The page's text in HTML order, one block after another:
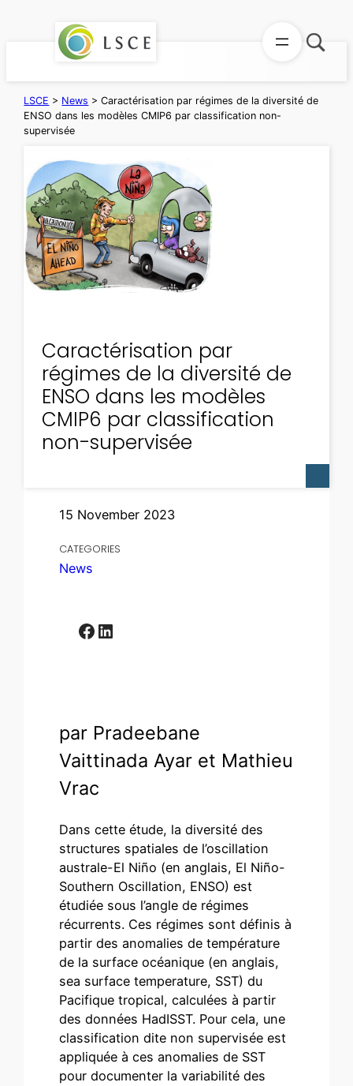
LSCE > News >Caractérisation par régimes de la diversité de
ENSO dans les modèles CMIP6 par classification non-
supervisée
Caractérisation par
régimes de la diversité de
ENSO dans les modèles
CMIP6 par classification
non-supervisée
15 November 2023
CATEGORIES
News
Facebook LinkedIn
par Pradeebane
Vaittinada Ayar et Mathieu
Vrac
Dans cette étude, la diversité des
structures spatiales de l’oscillation
australe-El Niño (en anglais, El Niño-
Southern Oscillation, ENSO) est
étudiée sous l’angle de régimes
récurrents. Ces régimes sont définis à
partir des anomalies de température
de la surface océanique (en anglais,
sea surface temperature, SST) du
Pacifique tropical, calculées à partir
des données HadISST. Pour cela, une
classification dite non supervisée est
appliquée à ces anomalies de SST
pour documenter la variabilité des